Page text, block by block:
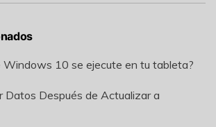
Windows 10 se ejecute en tu tableta?
Datos Después de Actualizar a